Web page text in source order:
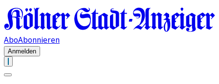
AboAbonnieren
Anmelden